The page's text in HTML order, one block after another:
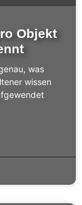
Objekt
was
wissen